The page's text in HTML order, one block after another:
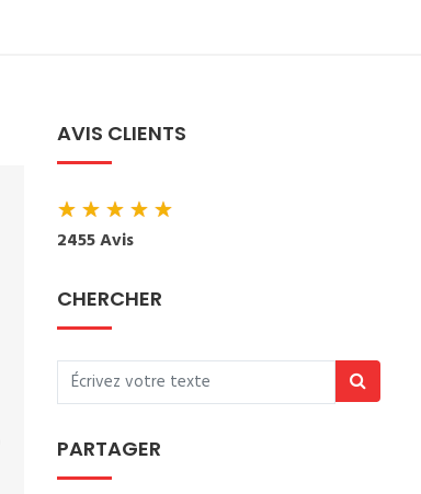
AVIS CLIENTS
★★★★★
2455 Avis
CHERCHER
PARTAGER